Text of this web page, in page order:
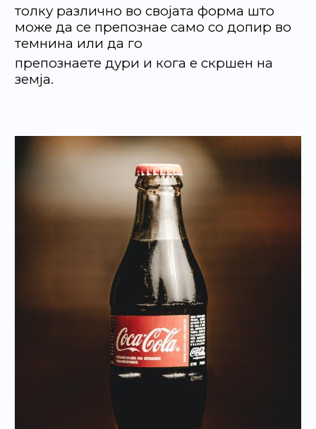
толку различно во својата форма што
може да се препознае само со допир во
темнина или да го
препознаете дури и кога е скршен на
земја.